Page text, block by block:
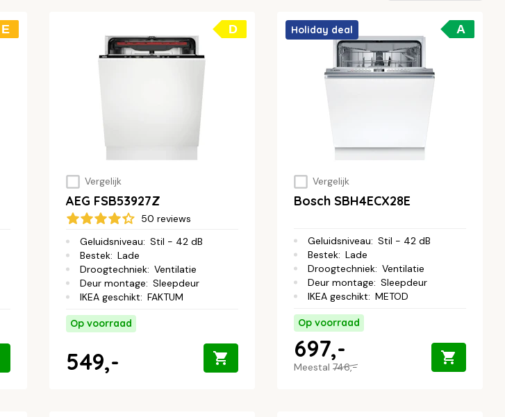
E D
Vergelijk
AEG FSB53927Z
50 reviews
Geluidsniveau: Stil - 42 dB
Bestek: Lade
Droogtechniek: Ventilatie
Deur montage: Sleepdeur
IKEA geschikt: FAKTUM
Op voorraad
549,-
A
Holiday deal
Vergelijk
Bosch SBH4ECX28E
Geluidsniveau: Stil - 42 dB
Bestek: Lade
Droogtechniek: Ventilatie
Deur montage: Sleepdeur
IKEA geschikt: METOD
Op voorraad
Meestal 746,-
697,-